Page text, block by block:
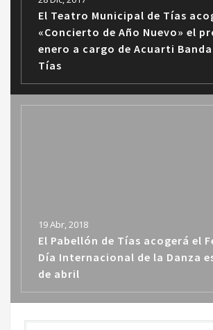
El Teatro Municipal de Tías
«Concierto de Año Nuevo» el
enero a cargo de Acuarti
Tías
19 Abr, 2018
El Pabellón de Tías acogerá el
Día Internacional de la Danza
de abril